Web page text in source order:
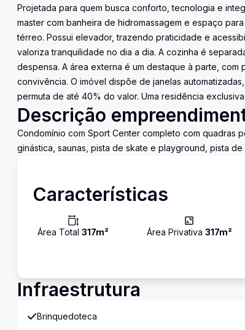
Projetada para quem busca conforto, tecnologia e
master com banheira de hidromassagem e espaço
térreo. Possui elevador, trazendo praticidade e
valoriza tranquilidade no dia a dia. A cozinha é
despensa. A área externa é um destaque à parte,
convivência. O imóvel dispõe de janelas
permuta de até 40% do valor. Uma residência
Descrição
Condomínio com Sport Center completo com quadras
ginástica, saunas, pista de skate e playground, pista
Características
Área Total 317m² Área Privativa 317m²
Infraestrutura
Brinquedoteca